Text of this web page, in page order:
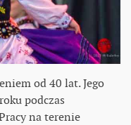
od 40 lat. Jego
podczas
na terenie